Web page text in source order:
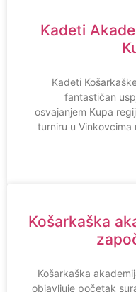
Kadeti
Kadeti
fantastičan
osvajanjem Kupa
turniru u Vinkovcima
Košarkaška
Košarkaška
objavljuje početak